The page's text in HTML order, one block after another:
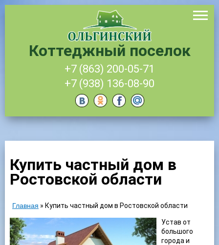
Коттеджный поселок
+7 (863) 200-05-71
+7 (938) 136-08-90
Купить частный дом в
Ростовской области
Главная » Купить частный дом в Ростовской области
Устав от
большого
города и